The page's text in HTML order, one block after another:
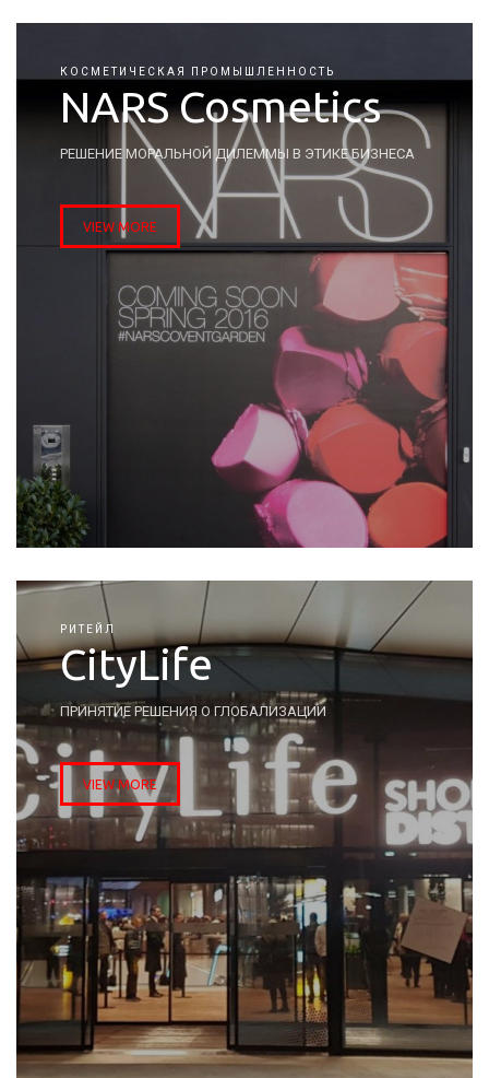
КОСМЕТИЧЕСКАЯ ПРОМЫШЛЕННОСТЬ
NARS Cosmetics
РЕШЕНИЕ МОРАЛЬНОЙ ДИЛЕММЫ В ЭТИКЕ БИЗНЕСА
VIEW MORE
РИТЕЙЛ
CityLife
ПРИНЯТИЕ РЕШЕНИЯ О ГЛОБАЛИЗАЦИИ
VIEW MORE